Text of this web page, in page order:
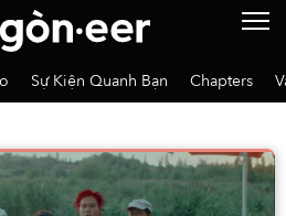
Sự Kiện Quanh Bạn Chapters